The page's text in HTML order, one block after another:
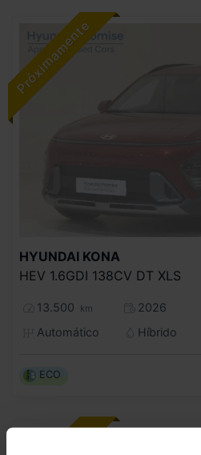
HYUNDAI KONA
HEV 1.6GDI 138CV DT XLS
13.500 km
2026
Automático
Híbrido
ECO